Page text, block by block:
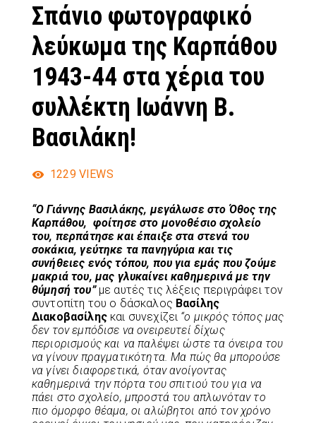
Σπάνιο φωτογραφικό
λεύκωμα της Καρπάθου
1943-44 στα χέρια του
συλλέκτη Ιωάννη Β.
Βασιλάκη!
1229 VIEWS
“Ο Γιάννης Βασιλάκης, μεγάλωσε στο Όθος της
Καρπάθου, φοίτησε στο μονοθέσιο σχολείο
του, περπάτησε και έπαιξε στα στενά του
σοκάκια, γεύτηκε τα πανηγύρια και τις
συνήθειες ενός τόπου, που για εμάς που ζούμε
μακριά του, μας γλυκαίνει καθημερινά με την
θύμησή του”με αυτές τις λέξεις περιγράφει τον
συντοπίτη του ο δάσκαλος Βασίλης
Διακοβασίληςκαι συνεχίζει “ο μικρός τόπος μας
δεν τον εμπόδισε να ονειρευτεί δίχως
περιορισμούς και να παλέψει ώστε τα όνειρα του
να γίνουν πραγματικότητα. Μα πώς θα μπορούσε
να γίνει διαφορετικά, όταν ανοίγοντας
καθημερινά την πόρτα του σπιτιού του για να
πάει στο σχολείο, μπροστά του απλωνόταν το
πιο όμορφο θέαμα, οι αλώβητοι από τον χρόνο